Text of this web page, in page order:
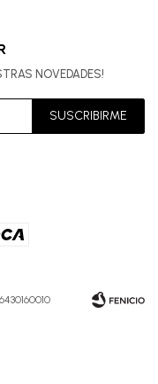
NOVEDADES!
SUSCRIBIRME